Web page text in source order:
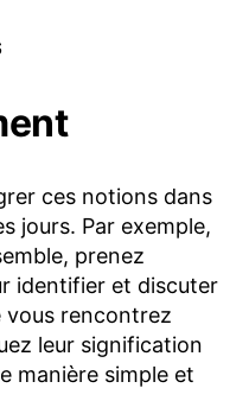
ces notions dans
jours. Par exemple,
prenez
identifier et discuter
vous rencontrez
leur signification
manière simple et